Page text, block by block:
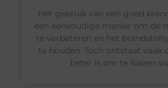
Het gebruik van een goed
een eenvoudige manier om de
te verbeteren en het
te houden. Toch ontstaat vaak
beter is om te kiezen